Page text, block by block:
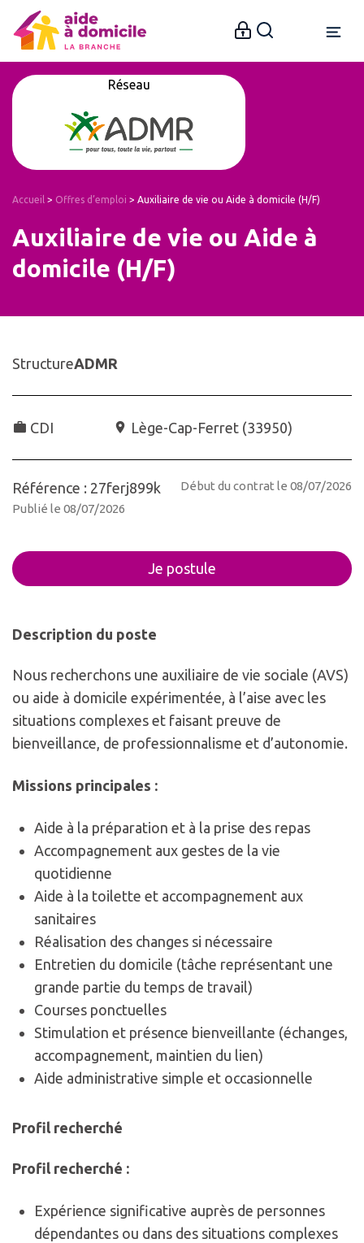
Réseau
Accueil > Offres d’emploi > Auxiliaire de vie ou Aide à domicile (H/F)
Auxiliaire de vie ou Aide à
domicile (H/F)
StructureADMR
CDI Lège-Cap-Ferret (33950)
Référence : 27ferj899k
Début du contrat le 08/07/2026
Publié le 08/07/2026
Je postule
Description du poste
Nous recherchons une auxiliaire de vie sociale (AVS)
ou aide à domicile expérimentée, à l’aise avec les
situations complexes et faisant preuve de
bienveillance, de professionnalisme et d’autonomie.
Missions principales :
Aide à la préparation et à la prise des repas
Accompagnement aux gestes de la vie
quotidienne
Aide à la toilette et accompagnement aux
sanitaires
Réalisation des changes si nécessaire
Entretien du domicile (tâche représentant une
grande partie du temps de travail)
Courses ponctuelles
Stimulation et présence bienveillante (échanges,
accompagnement, maintien du lien)
Aide administrative simple et occasionnelle
Profil recherché
Profil recherché :
Expérience significative auprès de personnes
dépendantes ou dans des situations complexes